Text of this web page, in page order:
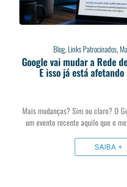
Blog,Links Patrocinados,
Google vai mudar a Rede
E isso já está afetando
Mais mudanças? Sim ou claro? O
um evento recente aquilo que o
SAIBA +